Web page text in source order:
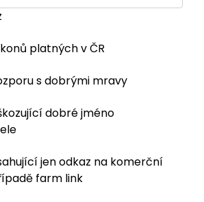
platných v ČR
s dobrými mravy
dobré jméno
jen odkaz na komerční
farm link